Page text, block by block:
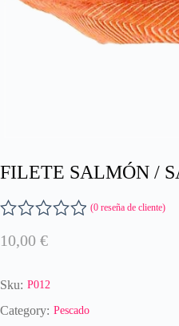
FILETE SALMÓN /
V
a
o
a
(0 reseña de cliente)
10,00 €
Sku: P012
Category: Pescado